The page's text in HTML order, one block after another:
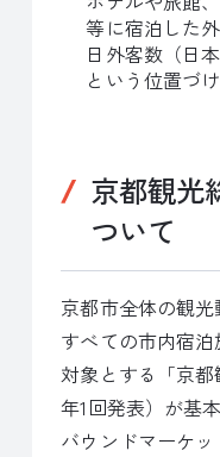
等に宿泊した
日外客数（日
という位置づ
京都観光
ついて
京都市全体の観
すべての市内宿
対象とする「京
年1回発表）が基
バウンドマーケッ